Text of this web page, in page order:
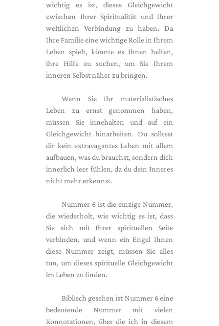
wichtig es ist, dieses Gleichgewicht
zwischen Ihrer Spiritualität und Ihrer
weltlichen Verbindung zu haben. Da
Ihre Familie eine wichtige Rolle in Ihrem
Leben spielt, könnte es Ihnen helfen,
ihre Hilfe zu suchen, um Sie Ihrem
inneren Selbst näher zu bringen.
Wenn Sie Ihr materialistisches
Leben zu ernst genommen haben,
müssen Sie innehalten und auf ein
Gleichgewicht hinarbeiten. Du solltest
dir kein extravagantes Leben mit allem
aufbauen, was du brauchst, sondern dich
innerlich leer fühlen, da du dein Inneres
nicht mehr erkennst.
Nummer 6 ist die einzige Nummer,
die wiederholt, wie wichtig es ist, dass
Sie sich mit Ihrer spirituellen Seite
verbinden, und wenn ein Engel Ihnen
diese Nummer zeigt, müssen Sie alles
tun, um dieses spirituelle Gleichgewicht
im Leben zu finden.
Biblisch gesehen ist Nummer 6 eine
bedeutende Nummer mit vielen
Konnotationen, über die ich in diesem